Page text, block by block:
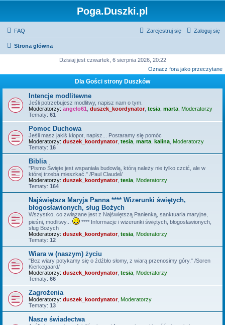
Poga.Duszki.pl
FAQ Zaloguj się
Zarejestruj się
Strona główna
Dzisiaj jest czwartek, 6 sierpnia 2026, 20:22
Oznacz fora jako przeczytane
Dla Gości strony Duszków
Intencje modlitewne
Jeśli potrzebujesz modlitwy, napisz nam o tym.
Moderatorzy: angelo61 duszek_koordynator, tesia marta Moderatorzy
Tematy: 61
Pomoc Duchowa
Jeśli masz jakiś kłopot, napisz... Postaramy się pomóc
Moderatorzy: duszek_koordynator, tesia marta kalina Moderatorzy
Tematy: 16
Biblia
"Pismo Święte jest wspaniała budowlą, którą należy nie tylko czcić, ale w
której trzeba mieszkać." /Paul Claudel/
Moderatorzy: duszek_koordynator, tesia Moderatorzy
Tematy: 164
Najświętsza Maryja Panna **** Wizerunki świętych,
błogosławionych, sług Bożych
Wszystko, co związane jest z Najświętszą Panienką, sanktuaria maryjne,
pieśni, modlitwy...
**** Informacje i wizerunki świętych, błogosławionych,
sług Bożych
Moderatorzy: duszek_koordynator, tesia Moderatorzy
Tematy: 12
Wiara w (naszym) życiu
"Bez wiary potykamy się o źdźbło słomy, z wiarą przenosimy góry." /Soren
Kierkegaard/
Moderatorzy: duszek_koordynator, tesia Moderatorzy
Tematy: 66
Zagrożenia
Moderatorzy: duszek_koordynator, Moderatorzy
Tematy: 13
Nasze świadectwa